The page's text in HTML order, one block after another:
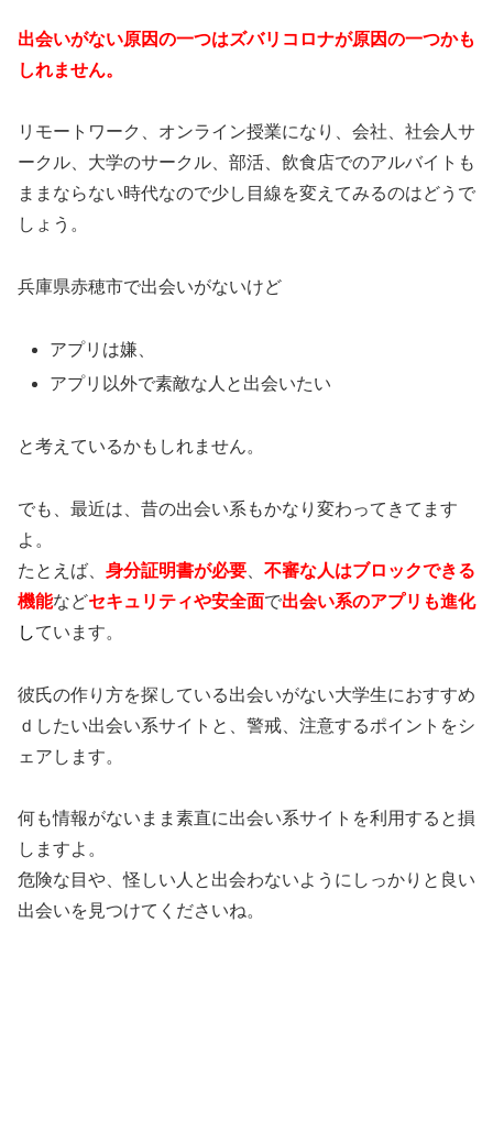
出会いがない原因の一つはズバリコロナが原因の一つかも
しれません。
リモートワーク、オンライン授業になり、会社、社会人サ
ークル、大学のサークル、部活、飲食店でのアルバイトも
ままならない時代なので少し目線を変えてみるのはどうで
しょう。
兵庫県赤穂市で出会いがないけど
アプリは嫌、
アプリ以外で素敵な人と出会いたい
と考えているかもしれません。
でも、最近は、昔の出会い系もかなり変わってきてます
よ。
たとえば、 身分証明書が必要
不審な人はブロックできる
機能などセキュリティや安全面で出会い系のアプリも進化
しています。
彼氏の作り方を探している出会いがない大学生におすすめ
ｄしたい出会い系サイトと、警戒、注意するポイントをシ
ェアします。
何も情報がないまま素直に出会い系サイトを利用すると損
しますよ。
危険な目や、怪しい人と出会わないようにしっかりと良い
出会いを見つけてくださいね。